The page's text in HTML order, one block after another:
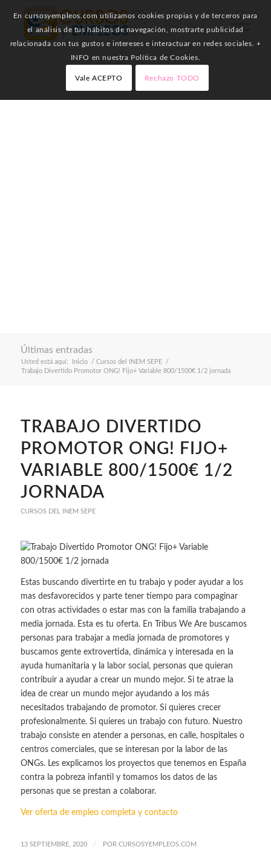
Últimas entradas
Usted está aquí: Inicio / Cursos del INEM SEPE
/
Trabajo Divertido Promotor ONG! Fijo+ Variable 800/1500€ 1/2 jornada
TRABAJO DIVERTIDO
PROMOTOR ONG! FIJO+
VARIABLE 800/1500€ 1/2
JORNADA
CURSOS DEL INEM SEPE
Estas buscando divertirte en tu trabajo y poder ayudar a los
mas desfavorecidos y parte tener tiempo para compaginar
con otras actividades o estar mas con la familia trabajando a
media jornada. Esta es tu oferta. En Tribus We Are buscamos
personas para trabajar a media jornada de promotores y
buscamos gente extrovertida, dinámica y interesada en la
ayuda humanitaria y la labor social, personas que quieran
contribuir a ayudar a crear un mundo mejor. Si te atrae la
idea de crear un mundo mejor ayudando a los más
necesitados trabajando de promotor. Si quieres crecer
profesionalmente. Si quieres un trabajo con futuro. Nuestro
trabajo consiste en atender a personas, en calle, hospitales o
centros comerciales, que se interesan por la labor de las
ONGs. Les explicamos los proyectos que tenemos en España
contra la pobreza infantil y tomamos los datos de las
personas que se prestan a colaborar.
Ver oferta de empleo completa y contacto
13 SEPTIEMBRE, 2020 / POR CURSOSYEMPLEOS.COM
En cursosyempleos.com utilizamos cookies propias y de terceros para
el análisis de tus hábitos de navegación, mostrarte publicidad
relacionada con tus gustos e intereses e interactuar en redes sociales. +
INFO en nuestra Política de Cookies.
Vale ACEPTO Rechazo TODO